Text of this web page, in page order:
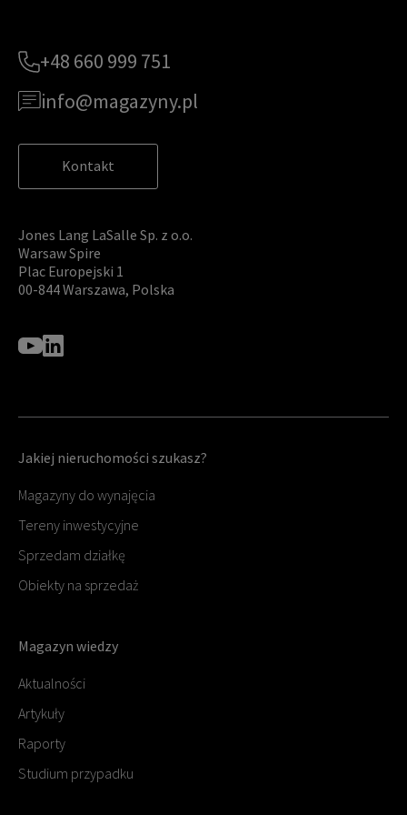
posób bezpieczny i pewny. Aby uzyskać więcej informacji na temat
danych osobowych przetwarzanych przez JLL, prosimy zapoznać
+48 660 999 751
info@magazyny.pl
Kontakt
Jones Lang LaSalle Sp. z o.o.
Warsaw Spire
Plac Europejski 1
00-844 Warszawa, Polska
Jakiej nieruchomości szukasz?
Magazyny do wynajęcia
Tereny inwestycyjne
Sprzedam działkę
Obiekty na sprzedaż
Magazyn wiedzy
Aktualności
Artykuły
Raporty
Studium przypadku